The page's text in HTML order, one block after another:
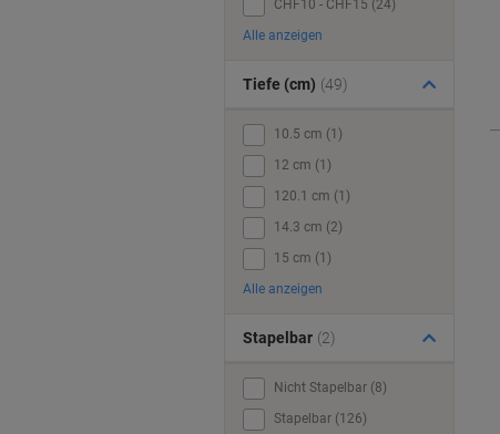
CHF10 - CHF15 (24)
Alle anzeigen
Tiefe (cm) (49)
10.5 cm (1)
12 cm (1)
120.1 cm (1)
14.3 cm (2)
15 cm (1)
Alle anzeigen
Stapelbar (2)
Nicht Stapelbar (8)
Stapelbar (126)